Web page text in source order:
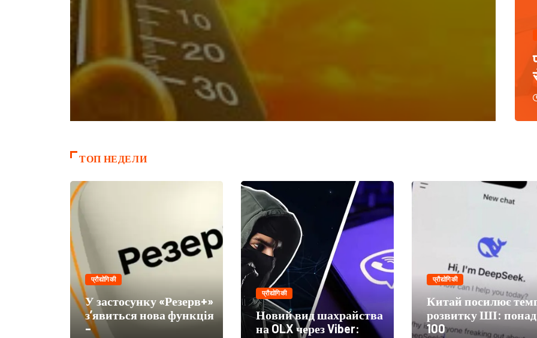
ТОП НЕДЕЛИ
प्रौद्योगिकी
У застосунку «Резерв+»
з’явиться нова функція
–
प्रौद्योगिकी
Новий вид шахрайства
на OLX через Viber:
प्रौद्योगिकी
Китай посилює
розвитку ШІ: понад
100